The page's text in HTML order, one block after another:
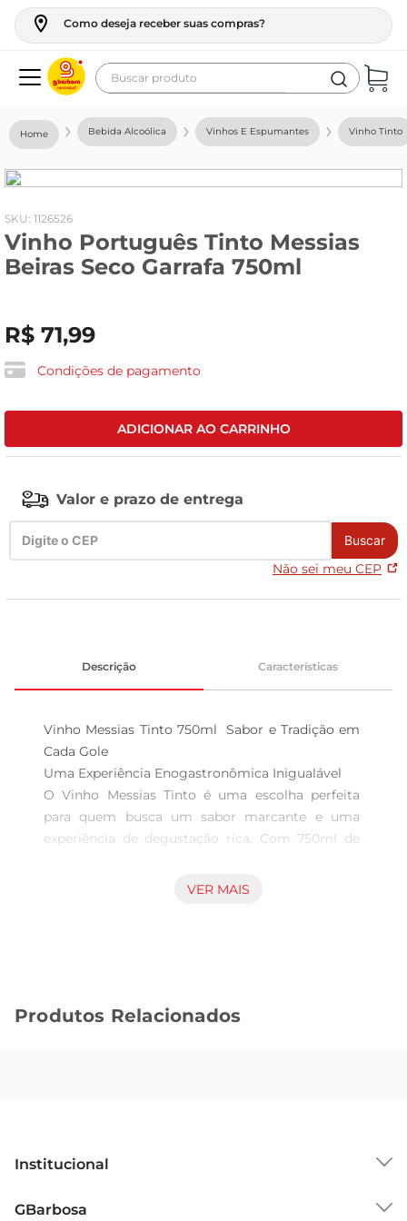
Como deseja receber suas compras?
Buscar produto
Bebida Alcoólica Vinhos E Espumantes Vinho Tinto
: 1126526
Vinho Português Tinto Messias
Beiras Seco Garrafa 750ml
R$ 71,99
Condições de pagamento
ADICIONAR AO CARRINHO
Valor e prazo de entrega
Buscar
Não sei meu CEP
Descrição Características
Vinho Messias Tinto 750ml  Sabor e Tradição em
Cada Gole
Uma Experiência Enogastronômica Inigualável
O Vinho Messias Tinto é uma escolha perfeita
para quem busca um sabor marcante e uma
experiência de degustação rica. Com 750ml de
momentos especiais, seja em um jantar
Este vinho tinto é produzido com uvas
uma sensação agradável e convidativa.
O Vinho Messias Tinto é versátil e combina
VER MAIS
Produtos Relacionados
Institucional
GBarbosa
geladeira
fogao
café
cerveja
leite
vinho